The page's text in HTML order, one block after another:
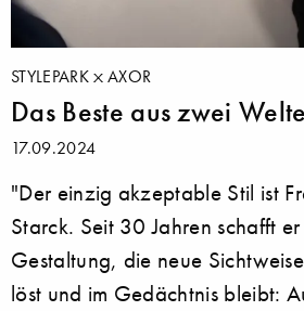
STYLEPARK AXOR
Das Beste aus zwei
17.09.2024
"Der einzig akzeptable Stil ist
Starck. Seit 30 Jahren schafft
Gestaltung, die neue
löst und im Gedächtnis bleibt: